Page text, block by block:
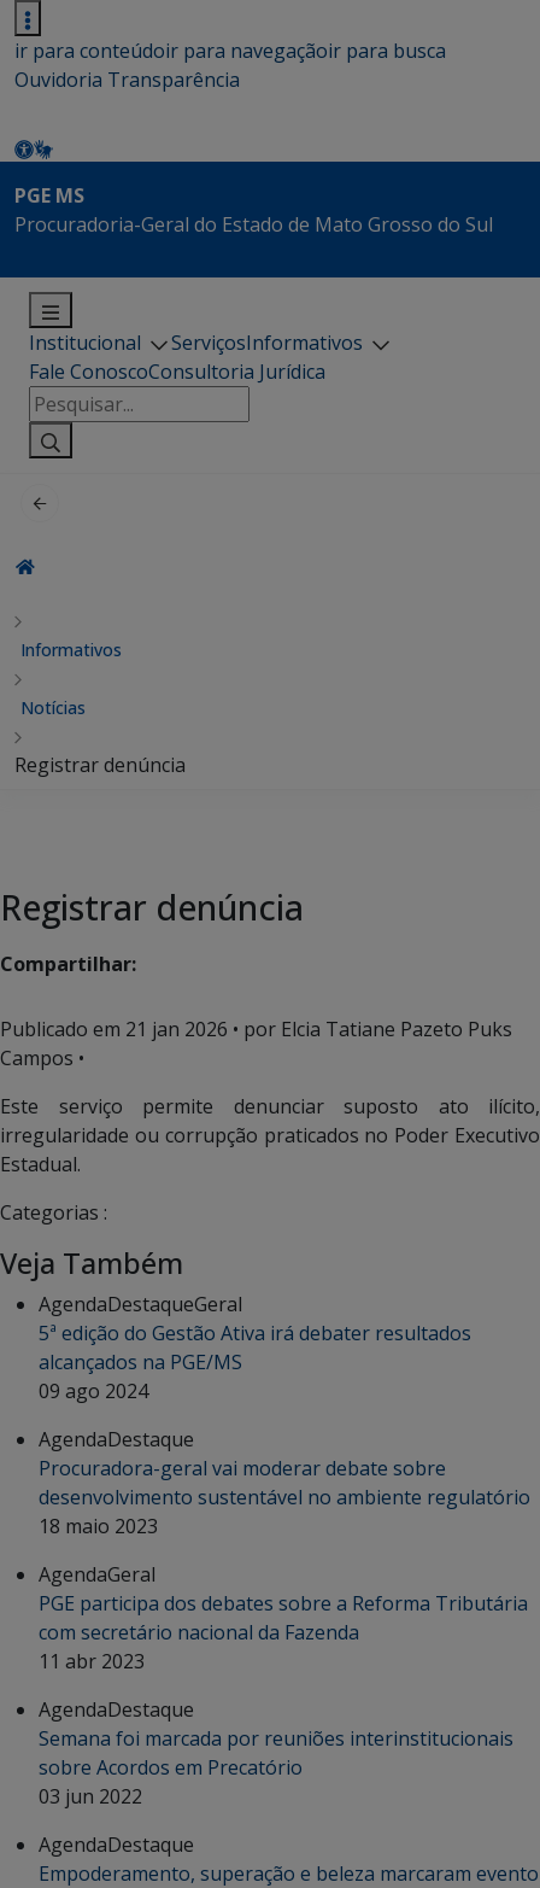
ir para conteúdoir para navegaçãoir para busca
Ouvidoria Transparência
PGE MS
Procuradoria-Geral do Estado de Mato Grosso do Sul
Institucional ServiçosInformativos
Fale ConoscoConsultoria Jurídica
Pesquisar
por:
Informativos
Notícias
Registrar denúncia
Registrar denúncia
Compartilhar:
Publicado em 21 jan 2026 • por Elcia Tatiane Pazeto Puks
Campos •
Este serviço permite denunciar suposto ato ilícito,
irregularidade ou corrupção praticados no Poder Executivo
Estadual.
Categorias :
Veja Também
AgendaDestaqueGeral
5ª edição do Gestão Ativa irá debater resultados
alcançados na PGE/MS
09 ago 2024
AgendaDestaque
Procuradora-geral vai moderar debate sobre
desenvolvimento sustentável no ambiente regulatório
18 maio 2023
AgendaGeral
PGE participa dos debates sobre a Reforma Tributária
com secretário nacional da Fazenda
11 abr 2023
AgendaDestaque
Semana foi marcada por reuniões interinstitucionais
sobre Acordos em Precatório
03 jun 2022
AgendaDestaque
Empoderamento, superação e beleza marcaram evento